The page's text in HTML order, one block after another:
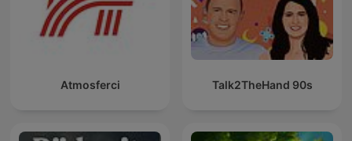
Atmosferci Talk2TheHand 90s